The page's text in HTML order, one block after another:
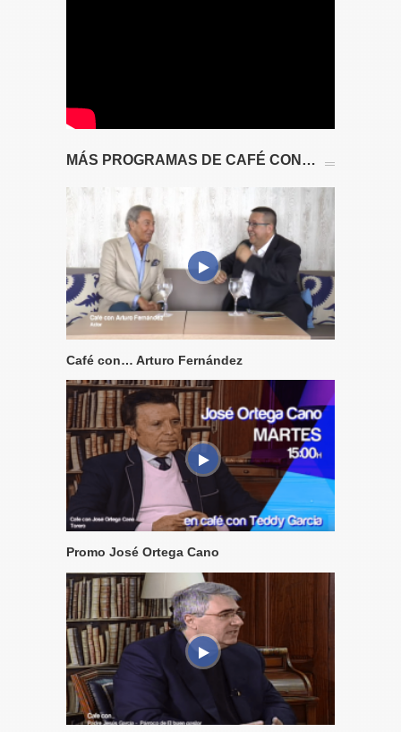
MÁS PROGRAMAS DE CAFÉ CON…
Café con… Arturo Fernández
Promo José Ortega Cano